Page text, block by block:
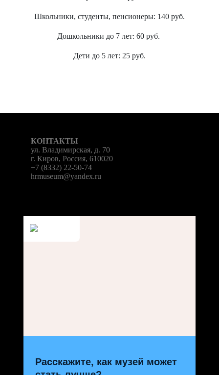
Школьники, студенты, пенсионеры: 140 руб.
Дошкольники до 7 лет: 60 руб.
Дети до 5 лет: 25 руб.
КОНТАКТЫ
ул. Владимирская, д. 70
г. Киров, Россия, 610020
+7 (8332) 22-50-74
hrmuseum@yandex.ru
Расскажите, как музей может